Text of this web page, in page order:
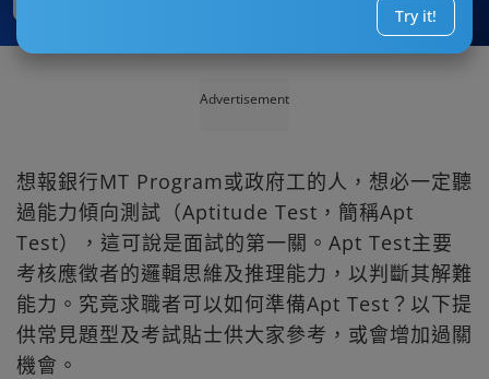
Try it!
Advertisement
想報銀行MT Program或政府工的人，想必一定聽
過能力傾向測試（Aptitude Test，簡稱Apt
Test），這可說是面試的第一關。Apt Test主要
考核應徵者的邏輯思維及推理能力，以判斷其解難
能力。究竟求職者可以如何準備Apt Test？以下提
供常見題型及考試貼士供大家參考，或會增加過關
機會。